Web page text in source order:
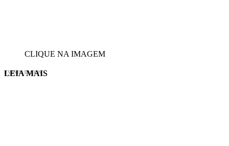
CLIQUE NA IMAGEM
EVINIS TALON
LEIA MAIS